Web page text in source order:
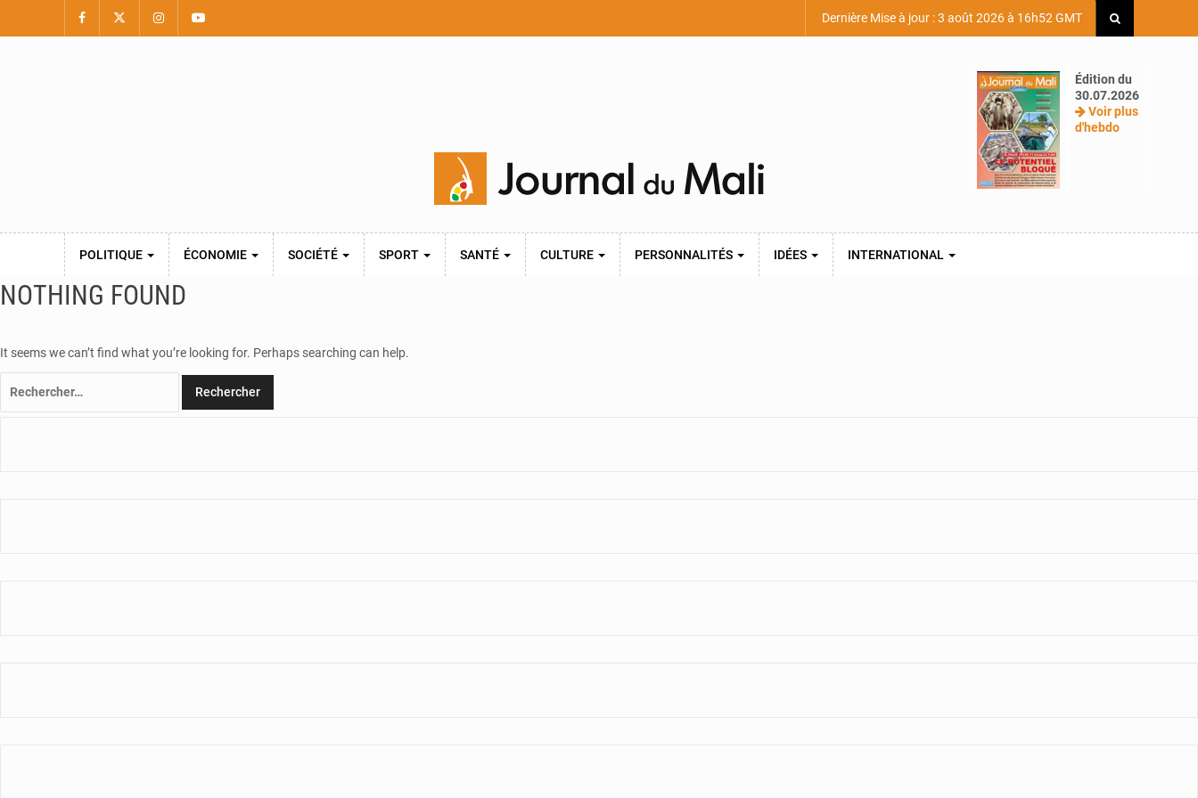
Dernière Mise à jour : 3 août 2026 à 16h52 GMT
Édition du
30.07.2026
Voir plus
d'hebdo
POLITIQUE ÉCONOMIE SOCIÉTÉ SPORT SANTÉ CULTURE PERSONNALITÉS IDÉES INTERNATIONAL
NOTHING FOUND
It seems we can’t find what you’re looking for. Perhaps searching can help.